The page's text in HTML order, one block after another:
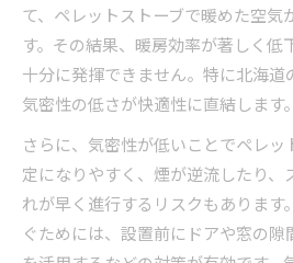
て、ペレットストーブで暖めた空気
す。その結果、暖房効率が著しく低
十分に発揮できません。特に北海道
気密性の低さが快適性に直結します。
さらに、気密性が低いことでペレ
定になりやすく、煙が逆流したり、
れが早く進行するリスクもあります
ぐためには、設置前にドアや窓の